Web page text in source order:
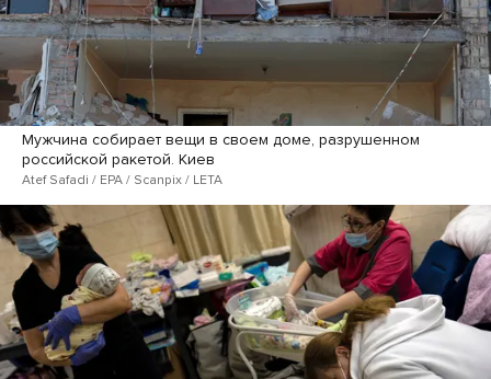
Мужчина собирает вещи в своем доме, разрушенном
российской ракетой. Киев
Atef Safadi / EPA / Scanpix / LETA